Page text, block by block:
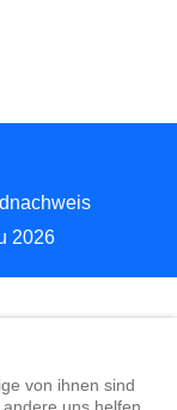
2026
von ihnen sind